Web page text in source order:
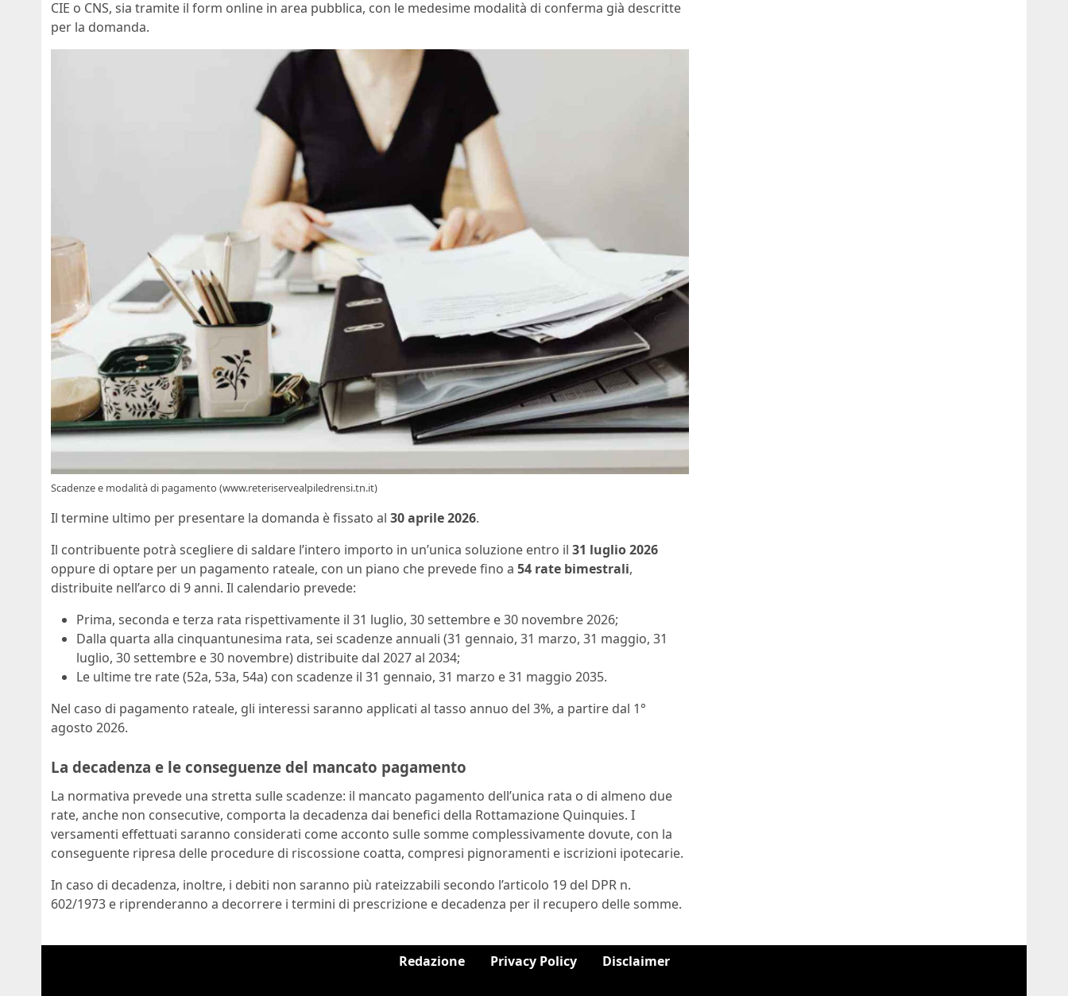
CIE o CNS, sia tramite il form online in area pubblica, con le medesime modalità di conferma già descritte
per la domanda.
Scadenze e modalità di pagamento (www.reteriservealpiledrensi.tn.it)
Il termine ultimo per presentare la domanda è fissato al 30 aprile 2026.
Il contribuente potrà scegliere di saldare l’intero importo in un’unica soluzione entro il 31 luglio 2026
oppure di optare per un pagamento rateale, con un piano che prevede fino a 54 rate bimestrali,
distribuite nell’arco di 9 anni. Il calendario prevede:
Prima, seconda e terza rata rispettivamente il 31 luglio, 30 settembre e 30 novembre 2026;
Dalla quarta alla cinquantunesima rata, sei scadenze annuali (31 gennaio, 31 marzo, 31 maggio, 31
luglio, 30 settembre e 30 novembre) distribuite dal 2027 al 2034;
Le ultime tre rate (52a, 53a, 54a) con scadenze il 31 gennaio, 31 marzo e 31 maggio 2035.
Nel caso di pagamento rateale, gli interessi saranno applicati al tasso annuo del 3%, a partire dal 1°
agosto 2026.
La decadenza e le conseguenze del mancato pagamento
La normativa prevede una stretta sulle scadenze: il mancato pagamento dell’unica rata o di almeno due
rate, anche non consecutive, comporta la decadenza dai benefici della Rottamazione Quinquies. I
versamenti effettuati saranno considerati come acconto sulle somme complessivamente dovute, con la
conseguente ripresa delle procedure di riscossione coatta, compresi pignoramenti e iscrizioni ipotecarie.
In caso di decadenza, inoltre, i debiti non saranno più rateizzabili secondo l’articolo 19 del DPR n.
602/1973 e riprenderanno a decorrere i termini di prescrizione e decadenza per il recupero delle somme.
Redazione Privacy Policy Disclaimer